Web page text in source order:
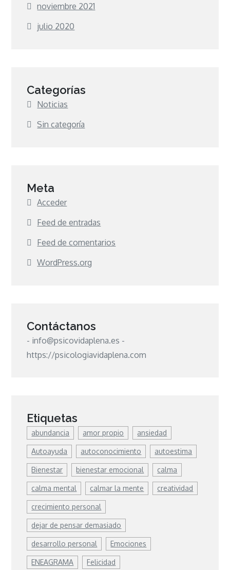
noviembre 2021
julio 2020
Categorías
Noticias
Sin categoría
Meta
Acceder
Feed de entradas
Feed de comentarios
WordPress.org
Contáctanos
- info@psicovidaplena.es -
https://psicologiavidaplena.com
Etiquetas
abundancia amor propio ansiedad
Autoayuda autoconocimiento autoestima
Bienestar bienestar emocional calma
calma mental calmar la mente creatividad
crecimiento personal
dejar de pensar demasiado
desarrollo personal Emociones
ENEAGRAMA Felicidad